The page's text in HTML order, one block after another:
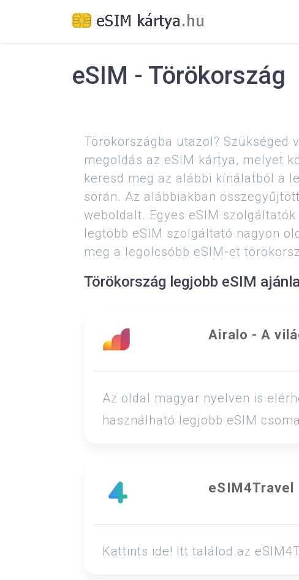
eSIM - Törökország
Törökországba utazol? Szükséged
megoldás az eSIM kártya, melyet
keresd meg az alábbi kínálatból a
során. Az alábbiakban
weboldalt. Egyes eSIM
legtöbb eSIM szolgáltató nagyon
meg a legolcsóbb eSIM-et
Törökország legjobb eSIM
Airalo - A
Az oldal magyar nyelven is
használható legjobb eSIM
Kattints ide! Itt találod az